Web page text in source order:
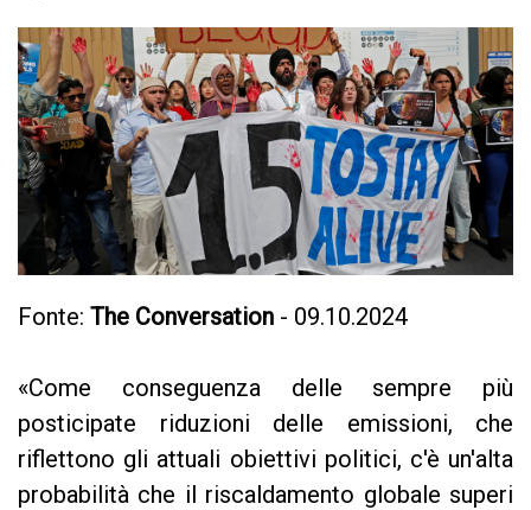
Fonte: The Conversation - 09.10.2024
«Come conseguenza delle sempre più
posticipate riduzioni delle emissioni, che
riflettono gli attuali obiettivi politici, c'è un'alta
probabilità che il riscaldamento globale superi